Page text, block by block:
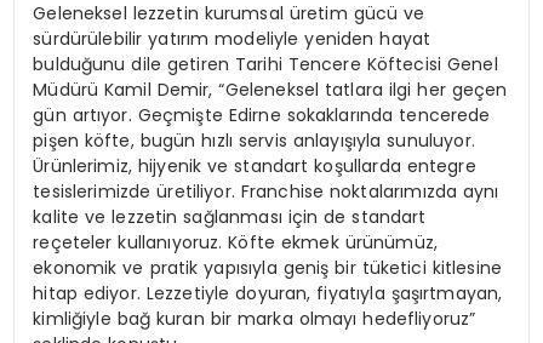
Geleneksel lezzetin kurumsal üretim gücü ve
sürdürülebilir yatırım modeliyle yeniden hayat
bulduğunu dile getiren Tarihi Tencere Köftecisi Genel
Müdürü Kamil Demir, “Geleneksel tatlara ilgi her geçen
gün artıyor. Geçmişte Edirne sokaklarında tencerede
pişen köfte, bugün hızlı servis anlayışıyla sunuluyor.
Ürünlerimiz, hijyenik ve standart koşullarda entegre
tesislerimizde üretiliyor. Franchise noktalarımızda aynı
kalite ve lezzetin sağlanması için de standart
reçeteler kullanıyoruz. Köfte ekmek ürünümüz,
ekonomik ve pratik yapısıyla geniş bir tüketici kitlesine
hitap ediyor. Lezzetiyle doyuran, fiyatıyla şaşırtmayan,
kimliğiyle bağ kuran bir marka olmayı hedefliyoruz”